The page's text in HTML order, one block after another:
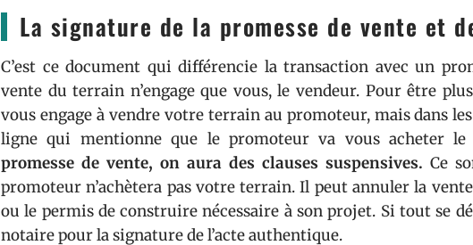
La signature de la promesse de vente et
C’est ce document qui différencie la transaction avec un
vente du terrain n’engage que vous, le vendeur. Pour être
vous engage à vendre votre terrain au promoteur, mais dans
ligne qui mentionne que le promoteur va vous acheter le
promesse de vente, on aura des clauses suspensives. Ce
promoteur n’achètera pas votre terrain. Il peut annuler la
ou le permis de construire nécessaire à son projet. Si tout se
notaire pour la signature de l’acte authentique.